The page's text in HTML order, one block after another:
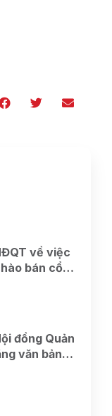
về việc
bán cổ
đồng Quản
văn bản